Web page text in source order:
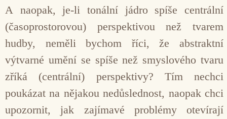
A naopak, je-li tonální jádro spíše centrální
(časoprostorovou) perspektivou než tvarem
hudby, neměli bychom říci, že abstraktní
výtvarné umění se spíše než smyslového tvaru
zříká (centrální) perspektivy? Tím nechci
poukázat na nějakou nedůslednost, naopak chci
upozornit, jak zajímavé problémy otevírají